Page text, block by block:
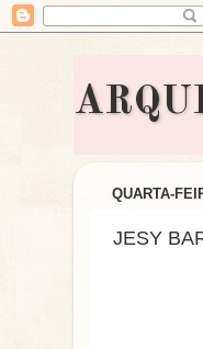
QUARTA-
JESY